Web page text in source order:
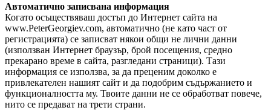
Автоматично записвана информация
Когато осъществяваш достъп до Интернет сайта на
www.PeterGeorgiev.com, автоматично (не като част от
регистрацията) се записват някои общи не лични данни
(използван Интернет браузър, брой посещения, средно
прекарано време в сайта, разгледани страници). Тази
информация се използва, за да преценим доколко е
привлекателен нашият сайт и да подобрим съдържанието и
функционалността му. Твоите данни не се обработват повече,
нито се предават на трети страни.